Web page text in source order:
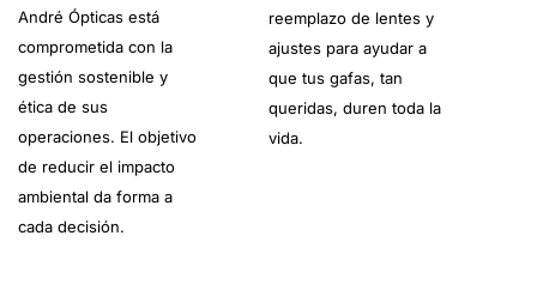
André Ópticas está
comprometida con la
gestión sostenible y
ética de sus
operaciones. El objetivo
de reducir el impacto
ambiental da forma a
cada decisión.
reemplazo de lentes y
ajustes para ayudar a
que tus gafas, tan
queridas, duren toda la
vida.